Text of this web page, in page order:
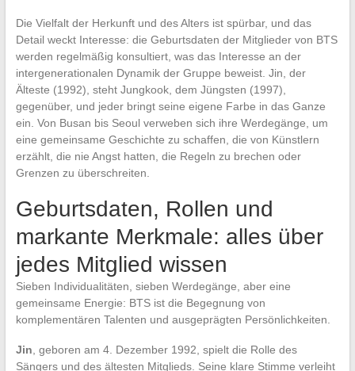
Die Vielfalt der Herkunft und des Alters ist spürbar, und das
Detail weckt Interesse: die Geburtsdaten der Mitglieder von BTS
werden regelmäßig konsultiert, was das Interesse an der
intergenerationalen Dynamik der Gruppe beweist. Jin, der
Älteste (1992), steht Jungkook, dem Jüngsten (1997),
gegenüber, und jeder bringt seine eigene Farbe in das Ganze
ein. Von Busan bis Seoul verweben sich ihre Werdegänge, um
eine gemeinsame Geschichte zu schaffen, die von Künstlern
erzählt, die nie Angst hatten, die Regeln zu brechen oder
Grenzen zu überschreiten.
Geburtsdaten, Rollen und
markante Merkmale: alles über
jedes Mitglied wissen
Sieben Individualitäten, sieben Werdegänge, aber eine
gemeinsame Energie: BTS ist die Begegnung von
komplementären Talenten und ausgeprägten Persönlichkeiten.
Jin , geboren am 4. Dezember 1992, spielt die Rolle des
Sängers und des ältesten Mitglieds. Seine klare Stimme verleiht